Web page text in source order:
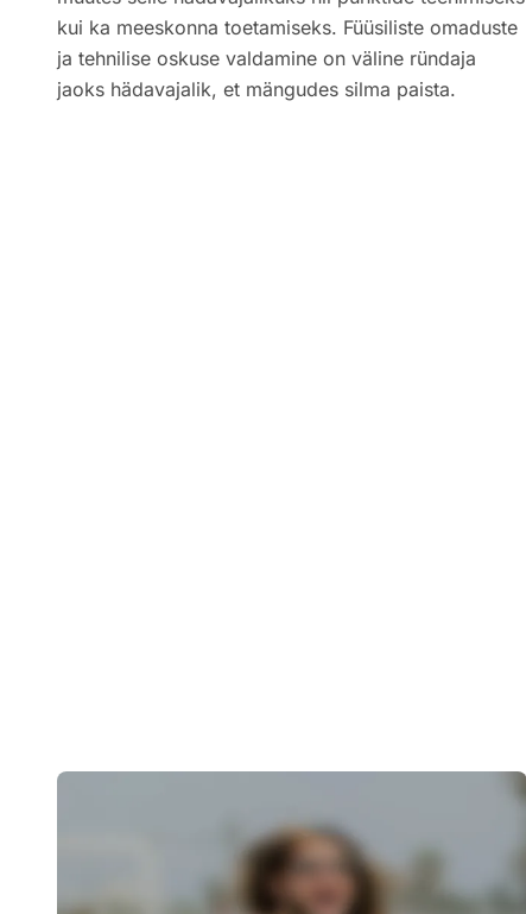
kui ka meeskonna toetamiseks. Füüsiliste omaduste
ja tehnilise oskuse valdamine on väline ründaja
jaoks hädavajalik, et mängudes silma paista.